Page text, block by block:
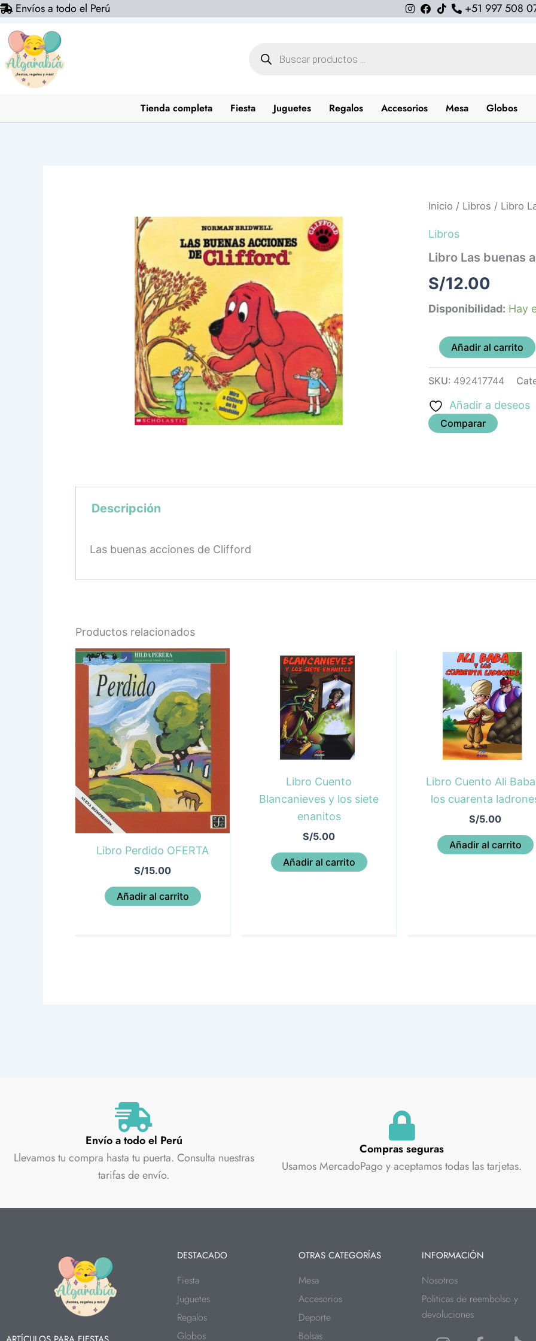
Ir
contenido
Envíos a todo el Perú +51 997 508
productos
Tienda completa Fiesta Juguetes Regalos Accesorios Mesa Globos
Inicio / Libros / Libro
Libros
Libro Las buenas
S/12.00
Disponibilidad: Hay
Libro
buenas
acciones
de
Clifford
cantidad
Añadir al carrito
SKU: 492417744
Añadir a deseos
Comparar
Descripción
Las buenas acciones de Clifford
Productos relacionados
Libro Perdido OFERTA
S/15.00
Añadir al carrito
Libro Cuento
Blancanieves y los siete
enanitos
S/5.00
Añadir al carrito
Libro Cuento Ali
los cuarenta
S/5.00
Añadir al carrito
Envío a todo el Perú
Llevamos tu compra hasta tu puerta. Consulta nuestras
tarifas de envío.
Compras seguras
Usamos MercadoPago y aceptamos todas las tarjetas.
DESTACADO
Fiesta
Juguetes
Regalos
Globos
OTRAS CATEGORÍAS
Mesa
Accesorios
Deporte
Bolsas
INFORMACIÓN
Nosotros
Politicas de reembolso y
devoluciones